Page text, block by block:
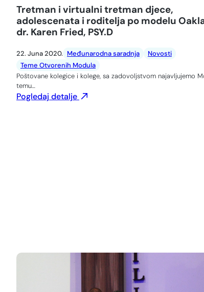
Tretman i virtualni tretman djece,
adolescenata i roditelja po modelu
dr. Karen Fried, PSY.D
22. Juna 2020. Međunarodna saradnja
Novosti
Teme Otvorenih Modula
Poštovane kolegice i kolege, sa zadovoljstvom najavljujemo
temu…
Pogledaj detalje